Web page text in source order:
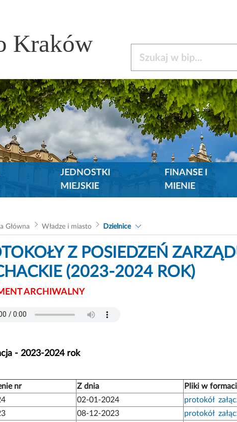
Kraków
JEDNOSTKI
MIEJSKIE
FINANSE I
MIENIE
Główna Władze i miasto Dzielnice
Z POSIEDZEŃ
(2023-2024 ROK)
ARCHIWALNY
- 2023-2024 rok
nr Z dnia
Pliki w
02-01-2024 protokół
08-12-2023 protokół